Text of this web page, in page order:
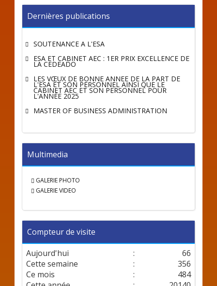
Dernières publications
SOUTENANCE A L'ESA
ESA ET CABINET AEC : 1ER PRIX EXCELLENCE DE
LA CEDEADO
LES VŒUX DE BONNE ANNÉE DE LA PART DE
L'ESA ET SON PERSONNEL AINSI QUE LE
CABINET AEC ET SON PERSONNEL POUR
L'ANNÉE 2025
MASTER OF BUSINESS ADMINISTRATION
Multimedia
GALERIE PHOTO
GALERIE VIDEO
Compteur de visite
Aujourd'hui
:
66
Cette semaine
:
356
Ce mois
:
484